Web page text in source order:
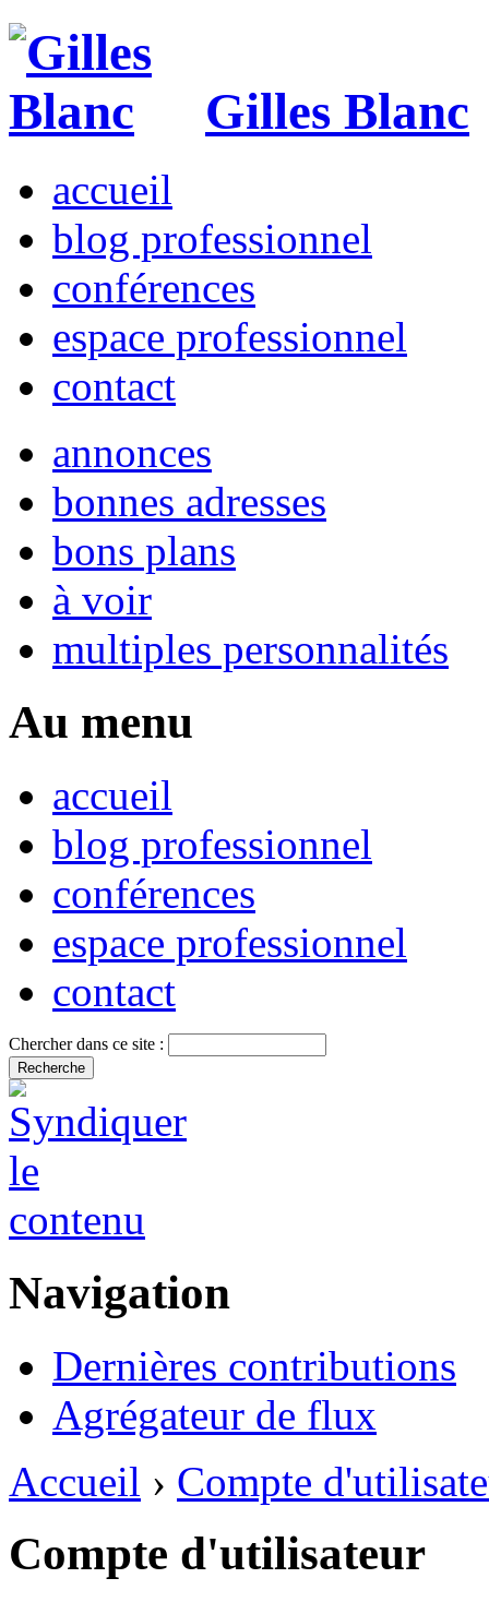
Gilles Blanc
accueil
blog professionnel
conférences
espace professionnel
contact
annonces
bonnes adresses
bons plans
à voir
multiples personnalités
Au menu
accueil
blog professionnel
conférences
espace professionnel
contact
Chercher dans ce site :
Navigation
Dernières contributions
Agrégateur de flux
Accueil › Compte
Compte d'utilisateur